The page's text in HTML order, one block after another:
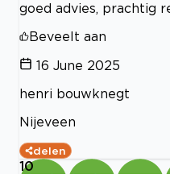
goed advies, prachtig
Beveelt aan
16 June 2025
henri bouwknegt
Nijeveen
delen
10